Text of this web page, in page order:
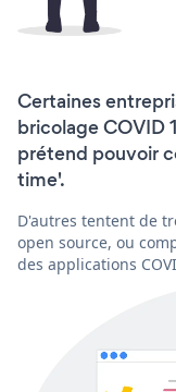
Certaines
bricolage COVID
prétend pouvoir
time'.
D'autres tentent de
open source, ou
des applications